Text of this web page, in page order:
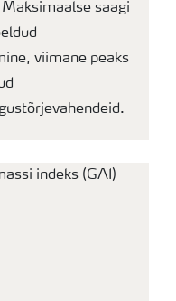
saagi
viimane peaks